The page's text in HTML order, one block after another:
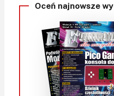
DIY+
Czytelnia
Dla Ciebie
KITy AVT
Oceń najnowsze